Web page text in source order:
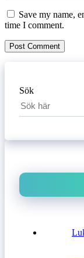
Save my name,
time I comment.
Sök